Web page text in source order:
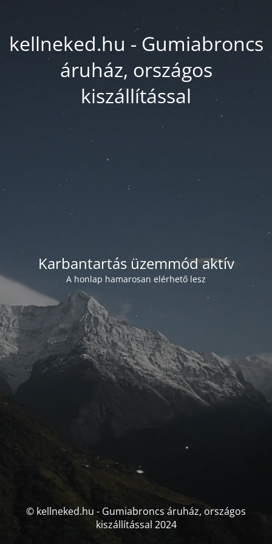
kellneked.hu - Gumiabroncs
áruház, országos
kiszállítással
Karbantartás üzemmód aktív
A honlap hamarosan elérhető lesz
© kellneked.hu - Gumiabroncs áruház, országos
kiszállítással 2024